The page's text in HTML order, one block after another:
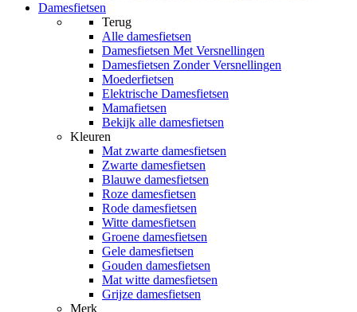
Damesfietsen
Terug
Alle damesfietsen
Damesfietsen Met Versnellingen
Damesfietsen Zonder Versnellingen
Moederfietsen
Elektrische Damesfietsen
Mamafietsen
Bekijk alle damesfietsen
Kleuren
Mat zwarte damesfietsen
Zwarte damesfietsen
Blauwe damesfietsen
Roze damesfietsen
Rode damesfietsen
Witte damesfietsen
Groene damesfietsen
Gele damesfietsen
Gouden damesfietsen
Mat witte damesfietsen
Grijze damesfietsen
Merk